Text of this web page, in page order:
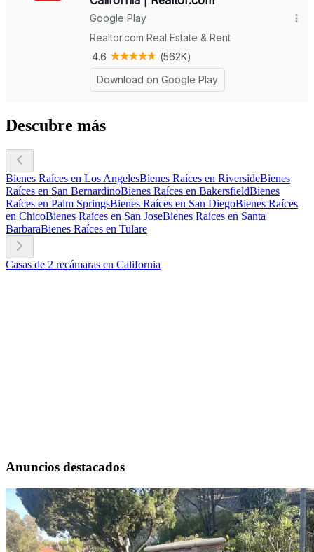
Descubre más
Bienes Raíces en Los AngelesBienes Raíces en RiversideBienes
Raíces en San BernardinoBienes Raíces en BakersfieldBienes
Raíces en Palm SpringsBienes Raíces en San DiegoBienes Raíces
en ChicoBienes Raíces en San JoseBienes Raíces en Santa
BarbaraBienes Raíces en Tulare
Casas de 2 recámaras en California
Anuncios destacados